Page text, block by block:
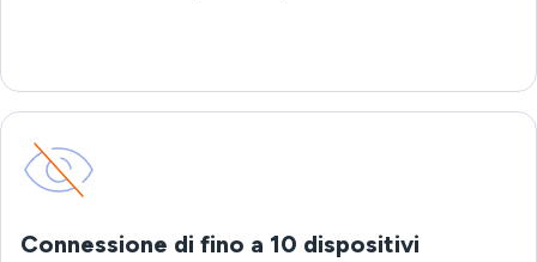
Connessione di fino a 10 dispositivi